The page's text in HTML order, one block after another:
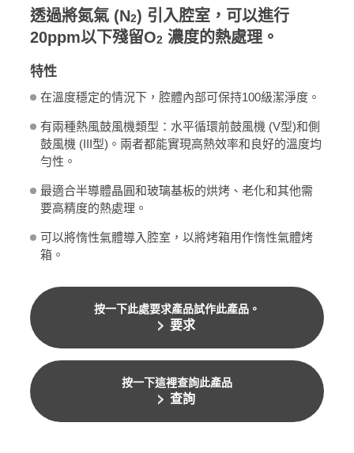
透過將氮氣 (N2) 引入腔室，可以進行
20ppm以下殘留O2 濃度的熱處理。
特性
在溫度穩定的情況下，腔體內部可保持100級潔淨度。
有兩種熱風鼓風機類型：水平循環前鼓風機 (V型)和側
鼓風機 (III型)。兩者都能實現高熱效率和良好的溫度均
勻性。
最適合半導體晶圓和玻璃基板的烘烤、老化和其他需
要高精度的熱處理。
可以將惰性氣體導入腔室，以將烤箱用作惰性氣體烤
箱。
按一下此處要求產品試作此產品。
要求
按一下這裡查詢此產品
查詢